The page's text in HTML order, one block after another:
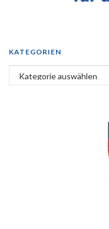
KATEGORIEN
Kategorien